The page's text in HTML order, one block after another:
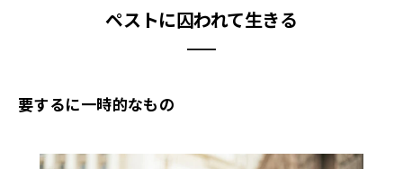
ペストに囚われて生きる
要するに一時的なもの